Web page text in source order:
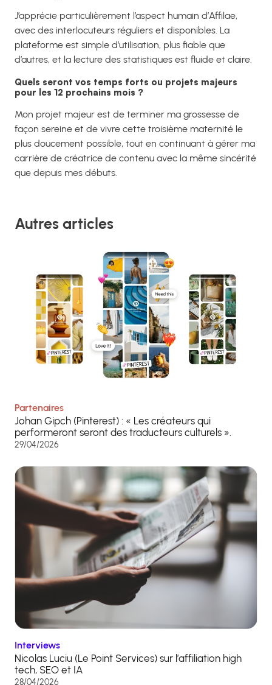
J’apprécie particulièrement l’aspect humain d’Affilae,
avec des interlocuteurs réguliers et disponibles. La
plateforme est simple d’utilisation, plus fiable que
d’autres, et la lecture des statistiques est fluide et claire.
Quels seront vos temps forts ou projets majeurs
pour les 12 prochains mois ?
Mon projet majeur est de terminer ma grossesse de
façon sereine et de vivre cette troisième maternité le
plus doucement possible, tout en continuant à gérer ma
carrière de créatrice de contenu avec la même sincérité
que depuis mes débuts.
Autres articles
Partenaires
Johan Gipch (Pinterest) : « Les créateurs qui
performeront seront des traducteurs culturels ».
29/04/2026
Interviews
Nicolas Luciu (Le Point Services) sur l’affiliation high
tech, SEO et IA
28/04/2026